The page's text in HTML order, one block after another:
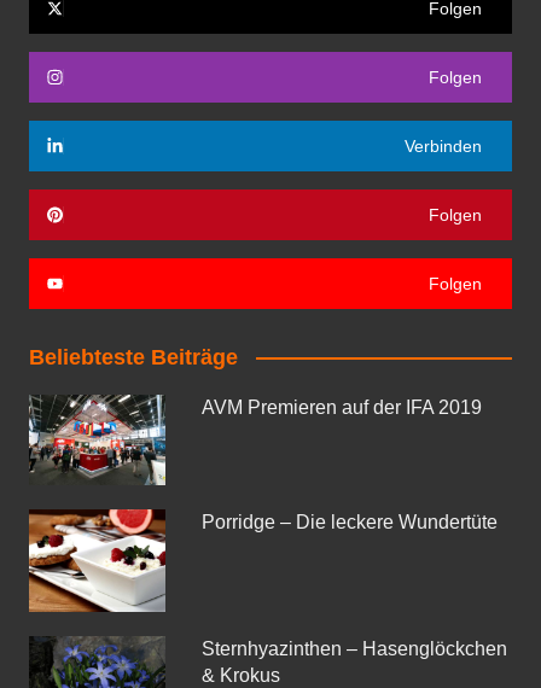
Folgen
Folgen
Verbinden
Folgen
Folgen
Beliebteste Beiträge
AVM Premieren auf der IFA 2019
Porridge – Die leckere Wundertüte
Sternhyazinthen – Hasenglöckchen
& Krokus